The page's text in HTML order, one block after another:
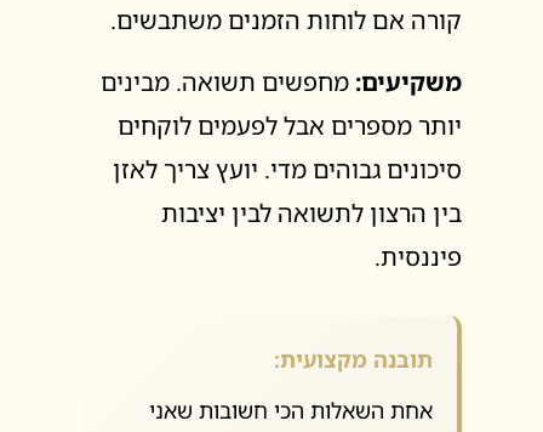
קורה אם לוחות הזמנים משתבשים.
משקיעים: מחפשים תשואה. מבינים
יותר מספרים אבל לפעמים לוקחים
סיכונים גבוהים מדי. יועץ צריך לאזן
בין הרצון לתשואה לבין יציבות
פיננסית.
תובנה מקצועית:
אחת השאלות הכי חשובות שאני